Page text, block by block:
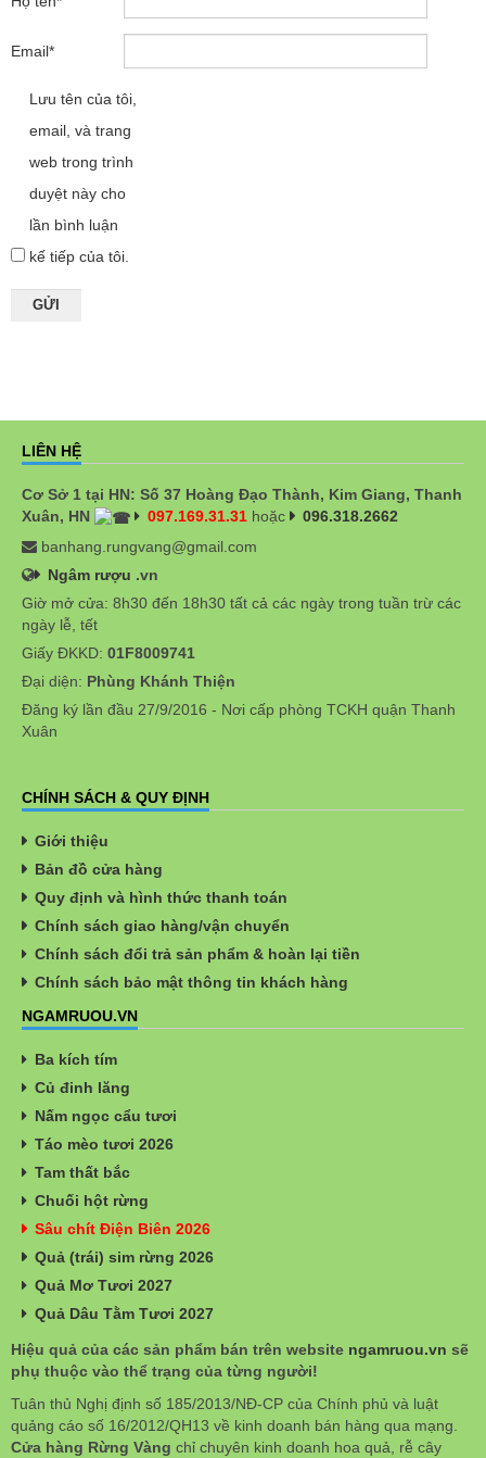
Email*
Lưu tên của tôi,
email, và trang
web trong trình
duyệt này cho
lần bình luận
kế tiếp của tôi.
LIÊN HỆ
Cơ Sở 1 tại HN: Số 37 Hoàng Đạo Thành, Kim Giang, Thanh
Xuân, HN
097.169.31.31 hoặc
096.318.2662
banhang.rungvang@gmail.com
Ngâm rượu .vn
Giờ mở cửa: 8h30 đến 18h30 tất cả các ngày trong tuần trừ các
ngày lễ, tết
Giấy ĐKKD: 01F8009741
Đại diện: Phùng Khánh Thiện
Đăng ký lần đầu 27/9/2016 - Nơi cấp phòng TCKH quận Thanh
Xuân
CHÍNH SÁCH & QUY ĐỊNH
Giới thiệu
Bản đồ cửa hàng
Quy định và hình thức thanh toán
Chính sách giao hàng/vận chuyển
Chính sách đổi trả sản phẩm & hoàn lại tiền
Chính sách bảo mật thông tin khách hàng
NGAMRUOU.VN
Ba kích tím
Củ đinh lăng
Nấm ngọc cẩu tươi
Táo mèo tươi 2026
Tam thất bắc
Chuối hột rừng
Sâu chít Điện Biên 2026
Quả (trái) sim rừng 2026
Quả Mơ Tươi 2027
Quả Dâu Tằm Tươi 2027
Hiệu quả của các sản phẩm bán trên website ngamruou.vn sẽ
phụ thuộc vào thể trạng của từng người!
Tuân thủ Nghị định số 185/2013/NĐ-CP của Chính phủ và luật
quảng cáo số 16/2012/QH13 về kinh doanh bán hàng qua mạng.
Cửa hàng Rừng Vàng chỉ chuyên kinh doanh hoa quả, rễ cây